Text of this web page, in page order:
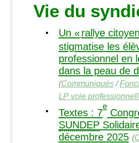
Vie du
Un «rallye citoyen
stigmatise les
professionnel en
dans la peau de
(Communiqués/
LPvoie
Textes : 7
e
SUNDEP
décembre 2025 (